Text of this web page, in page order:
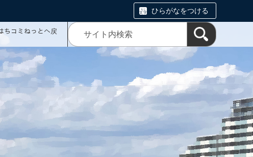
ひらがなをつける
ちコミねっとへ戻